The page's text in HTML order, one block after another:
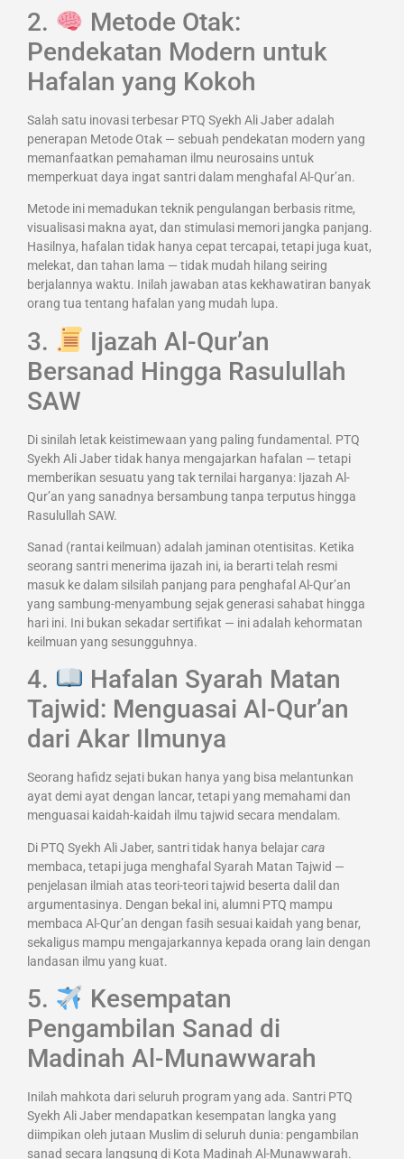
2.
Metode Otak:
Pendekatan Modern untuk
Hafalan yang Kokoh
Salah satu inovasi terbesar PTQ Syekh Ali Jaber adalah
penerapan Metode Otak — sebuah pendekatan modern yang
memanfaatkan pemahaman ilmu neurosains untuk
memperkuat daya ingat santri dalam menghafal Al-Qur’an.
Metode ini memadukan teknik pengulangan berbasis ritme,
visualisasi makna ayat, dan stimulasi memori jangka panjang.
Hasilnya, hafalan tidak hanya cepat tercapai, tetapi juga kuat,
melekat, dan tahan lama — tidak mudah hilang seiring
berjalannya waktu. Inilah jawaban atas kekhawatiran banyak
orang tua tentang hafalan yang mudah lupa.
3.
Ijazah Al-Qur’an
Bersanad Hingga Rasulullah
SAW
Di sinilah letak keistimewaan yang paling fundamental. PTQ
Syekh Ali Jaber tidak hanya mengajarkan hafalan — tetapi
memberikan sesuatu yang tak ternilai harganya: Ijazah Al-
Qur’an yang sanadnya bersambung tanpa terputus hingga
Rasulullah SAW.
Sanad (rantai keilmuan) adalah jaminan otentisitas. Ketika
seorang santri menerima ijazah ini, ia berarti telah resmi
masuk ke dalam silsilah panjang para penghafal Al-Qur’an
yang sambung-menyambung sejak generasi sahabat hingga
hari ini. Ini bukan sekadar sertifikat — ini adalah kehormatan
keilmuan yang sesungguhnya.
4.
Hafalan Syarah Matan
Tajwid: Menguasai Al-Qur’an
dari Akar Ilmunya
Seorang hafidz sejati bukan hanya yang bisa melantunkan
ayat demi ayat dengan lancar, tetapi yang memahami dan
menguasai kaidah-kaidah ilmu tajwid secara mendalam.
Di PTQ Syekh Ali Jaber, santri tidak hanya belajarcara
membaca, tetapi juga menghafal Syarah Matan Tajwid —
penjelasan ilmiah atas teori-teori tajwid beserta dalil dan
argumentasinya. Dengan bekal ini, alumni PTQ mampu
membaca Al-Qur’an dengan fasih sesuai kaidah yang benar,
sekaligus mampu mengajarkannya kepada orang lain dengan
landasan ilmu yang kuat.
5.
Kesempatan
Pengambilan Sanad di
Madinah Al-Munawwarah
Inilah mahkota dari seluruh program yang ada. Santri PTQ
Syekh Ali Jaber mendapatkan kesempatan langka yang
diimpikan oleh jutaan Muslim di seluruh dunia: pengambilan
sanad secara langsung di Kota Madinah Al-Munawwarah.